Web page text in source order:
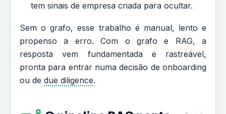
tem sinais de empresa criada para ocultar.
Sem o grafo, esse trabalho é manual, lento e
propenso a erro. Com o grafo e RAG, a
resposta vem fundamentada e rastreável,
pronta para entrar numa decisão de onboarding
ou de due diligence.